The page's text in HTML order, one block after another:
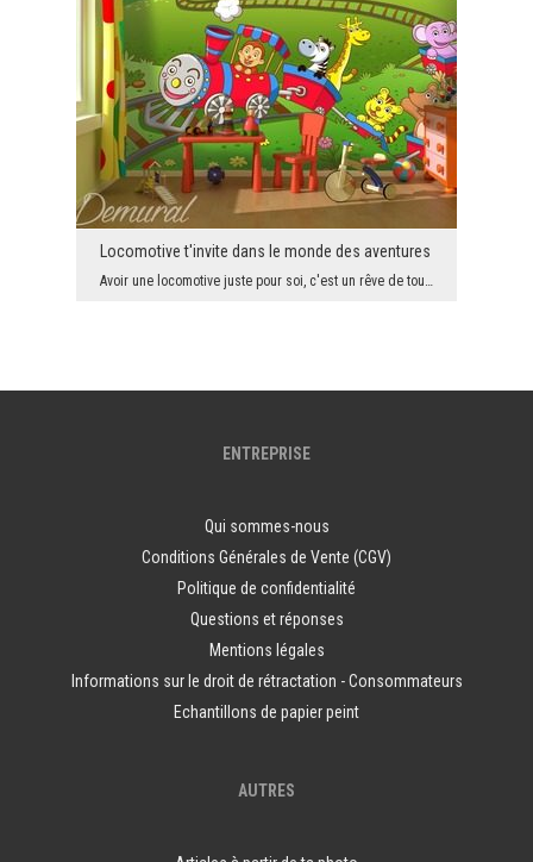
Locomotive t'invite dans le monde des aventures
Avoir une locomotive juste pour soi, c'est un rêve de tous les garçons, les petits, ainsi que ceu...
ENTREPRISE
Qui sommes-nous
Conditions Générales de Vente (CGV)
Politique de confidentialité
Questions et réponses
Mentions légales
Informations sur le droit de rétractation - Consommateurs
Echantillons de papier peint
AUTRES